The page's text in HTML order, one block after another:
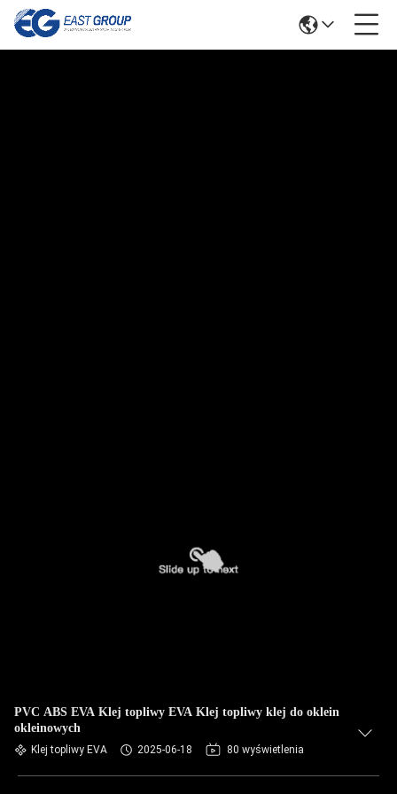
PVC ABS EVA Klej topliwy EVA Klej topliwy klej do oklein
okleinowych
Klej topliwy EVA 2025-06-18 80 wyświetlenia